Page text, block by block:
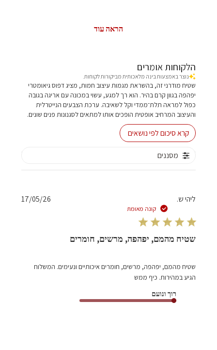
הראה עוד
הלקוחות אומרים
נוצר באמצעות בינה מלאכותית מביקורות לקוחות.
שטיח מודרני זה, בהשראת מגמות עיצוב חמות, מציג דפוס גיאומטרי
יפהפה בגוון קרם בהיר. הוא רך למגע, עשוי במכונה עם אריגה בגובה
כפול למראה תלת־ממדי וקל לשאיבה. ערכת הצבעים הנייטרלית
והעיצוב המרחיב אופטית הופכים אותו למתאים לסגנונות פנים שונים.
קרא סיכום לפי נושאים
מסננים
ליהי ש.
קונה מאומת
שטיח מהמם, יפהפה, מרשים, חומרים
שטיח מהמם, יפהפה, מרשים, חומרים איכותיים ונעימים. המשלוח
הגיע במהירות. כיף ממש
רוך ונועם
תאריך17/05/26